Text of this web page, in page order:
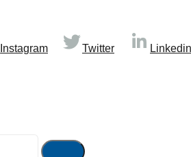
Instagram Twitter Linkedin